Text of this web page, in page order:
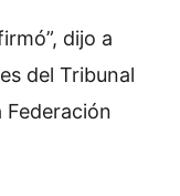
dijo a
del Tribunal
Federación